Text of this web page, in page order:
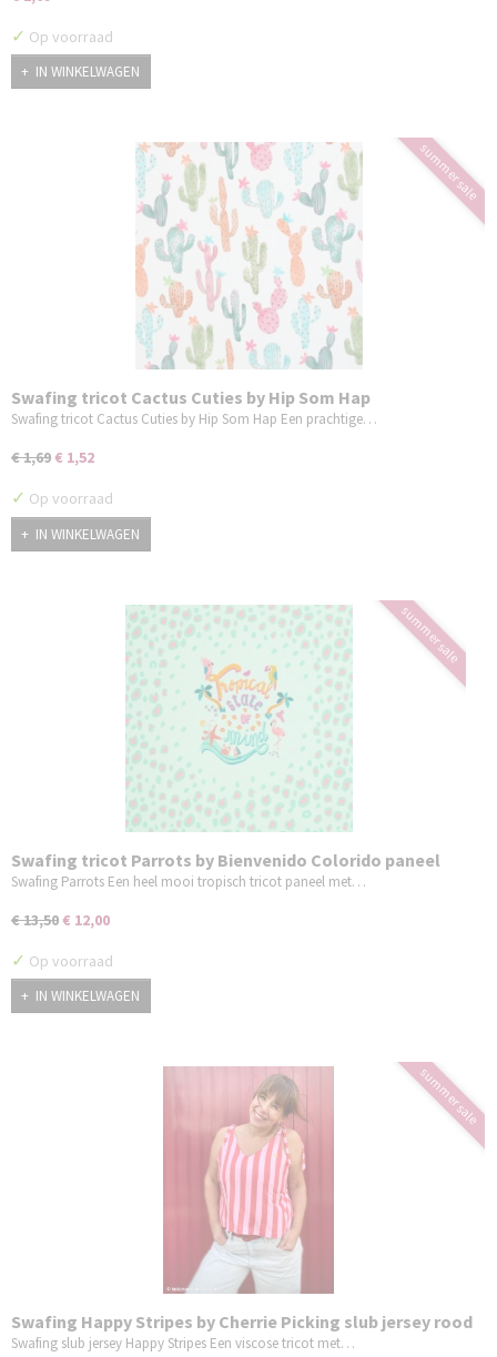
✓ Op voorraad
IN WINKELWAGEN
summer sale
Swafing tricot Cactus Cuties by Hip Som Hap
Swafing tricot Cactus Cuties by Hip Som Hap Een prachtige…
€ 1,69€ 1,52
✓ Op voorraad
IN WINKELWAGEN
summer sale
Swafing tricot Parrots by Bienvenido Colorido paneel
mint
Swafing Parrots Een heel mooi tropisch tricot paneel met…
€ 13,50€ 12,00
✓ Op voorraad
IN WINKELWAGEN
summer sale
Swafing Happy Stripes by Cherrie Picking slub jersey rood
roze
Swafing slub jersey Happy Stripes Een viscose tricot met…